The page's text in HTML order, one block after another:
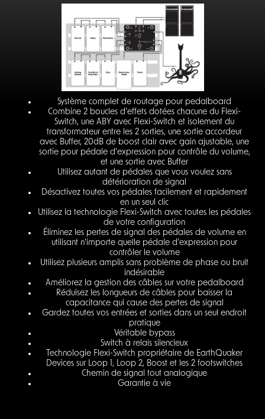
Système complet de routage pour pedalboard
Combine 2 boucles d'effets dotées chacune du Flexi-
Switch, une ABY avec Flexi-Switch et isolement du
transformateur entre les 2 sorties, une sortie accordeur
avec Buffer, 20dB de boost clair avec gain ajustable, une
sortie pour pédale d'expression pour contrôle du volume,
et une sortie avec Buffer
Utilisez autant de pédales que vous voulez sans
détérioration de signal
Désactivez toutes vos pédales facilement et rapidement
en un seul clic
Utilisez la technologie Flexi-Switch avec toutes les pédales
de votre configuration
Éliminez les pertes de signal des pédales de volume en
utilisant n'importe quelle pédale d'expression pour
contrôler le volume
Utilisez plusieurs amplis sans problème de phase ou bruit
indésirable
Améliorez la gestion des câbles sur votre pedalboard
Réduisez les longueurs de câbles pour baisser la
capacitance qui cause des pertes de signal
Gardez toutes vos entrées et sorties dans un seul endroit
pratique
Véritable bypass
Switch à relais silencieux
Technologie Flexi-Switch propriétaire de EarthQuaker
Devices sur Loop 1, Loop 2, Boost et les 2 footswitches
Chemin de signal tout analogique
Garantie à vie